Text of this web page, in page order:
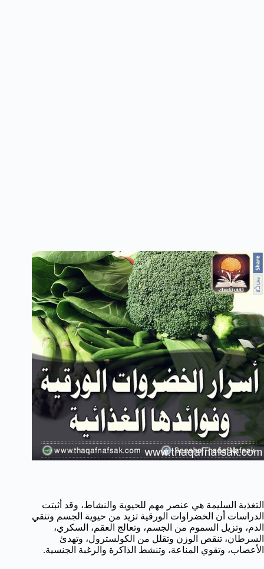
التغذية السليمة هي عنصر مهم للحيوية والنشاط، وقد أثبتت
الدراسات أن الخضراوات الورقية تزيد من حيوية الجسم وتنقي
الدم، وتزيل السموم من الجسم، وتعالج العقم، السكري،
السرطان، تنقص الوزن وتقلل من الكولسترول، وتهدئ
الأعصاب، وتقوي المناعة، وتنشط الذاكرة والرغبة الجنسية.